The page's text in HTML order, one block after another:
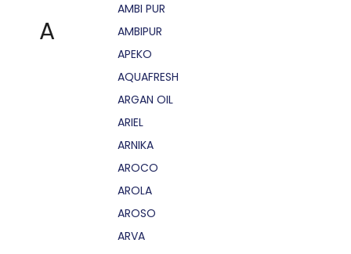
A
AMBI PUR
AMBIPUR
APEKO
AQUAFRESH
ARGAN OIL
ARIEL
ARNIKA
AROCO
AROLA
AROSO
ARVA